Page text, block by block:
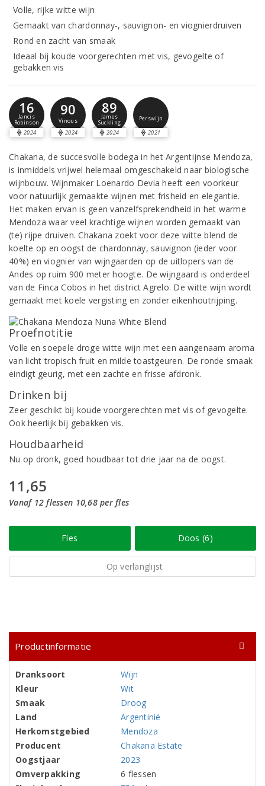
Volle, rijke witte wijn
Gemaakt van chardonnay-, sauvignon- en viognierdruiven
Rond en zacht van smaak
Ideaal bij koude voorgerechten met vis, gevogelte of
gebakken vis
16
Jancis
Robinson
2024
90
Vinous
2024
89
James
Suckling
2024
Perswijn
2021
Chakana, de succesvolle bodega in het Argentijnse Mendoza,
is inmiddels vrijwel helemaal omgeschakeld naar biologische
wijnbouw. Wijnmaker Loenardo Devia heeft een voorkeur
voor natuurlijk gemaakte wijnen met frisheid en elegantie.
Het maken ervan is geen vanzelfsprekendheid in het warme
Mendoza waar veel krachtige wijnen worden gemaakt van
(te) rijpe druiven. Chakana zoekt voor deze witte blend de
koelte op en oogst de chardonnay, sauvignon (ieder voor
40%) en viognier van wijngaarden op de uitlopers van de
Andes op ruim 900 meter hoogte. De wijngaard is onderdeel
van de Finca Cobos in het district Agrelo. De witte wijn wordt
gemaakt met koele vergisting en zonder eikenhoutrijping.
Proefnotitie
Volle en soepele droge witte wijn met een aangenaam aroma
van licht tropisch fruit en milde toastgeuren. De ronde smaak
eindigt geurig, met een zachte en frisse afdronk.
Drinken bij
Zeer geschikt bij koude voorgerechten met vis of gevogelte.
Ook heerlijk bij gebakken vis.
Houdbaarheid
Nu op dronk, goed houdbaar tot drie jaar na de oogst.
11,65
Vanaf 12 flessen 10,68 per fles
Fles Doos (6)
Op verlanglijst
Productinformatie
Dranksoort
Wijn
Kleur
Wit
Smaak
Droog
Land
Argentinië
Herkomstgebied
Mendoza
Producent
Chakana Estate
Oogstjaar
2023
Omverpakking
6 flessen